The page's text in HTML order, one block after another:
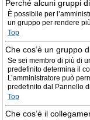
Perché alcuni gruppi
È possibile per
un gruppo per rendere
Top
Che cos’è un gruppo
Se sei membro di più di
predefinito determina il
L’amministratore può
predefinito dal Pannello
Top
Che cos’è il